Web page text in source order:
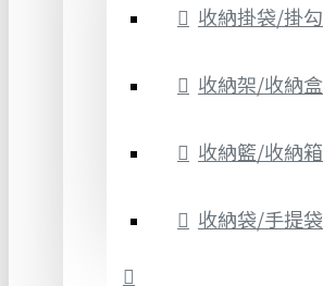
收納掛袋/掛勾
收納架/收納盒
收納籃/收納箱
收納袋/手提袋